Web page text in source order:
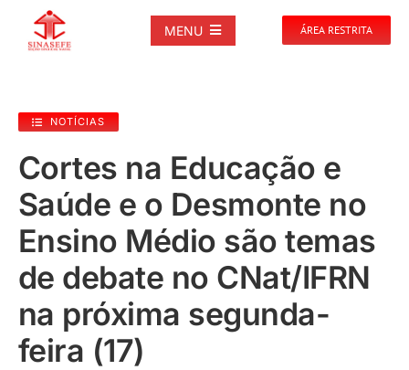
MENU
NOTÍCIAS
PUBLICAÇÕES
DOCUMENTOS
GALERIAS
ÁREA RESTRITA
NOTÍCIAS
Cortes na Educação e
Saúde e o Desmonte no
Ensino Médio são temas
de debate no CNat/IFRN
na próxima segunda-
feira (17)